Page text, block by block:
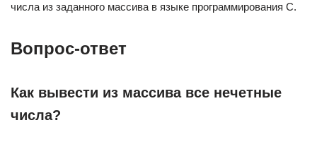
числа из заданного массива в языке программирования C.
Вопрос-ответ
Как вывести из массива все нечетные
числа?